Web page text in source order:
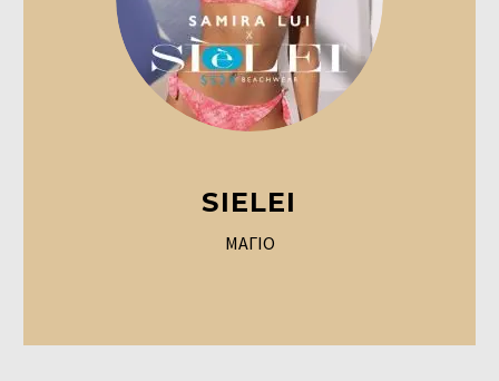
SIELEI
ΜΑΓΙΟ